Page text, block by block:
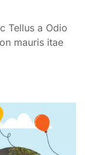
Tellus a Odio
mauris itae